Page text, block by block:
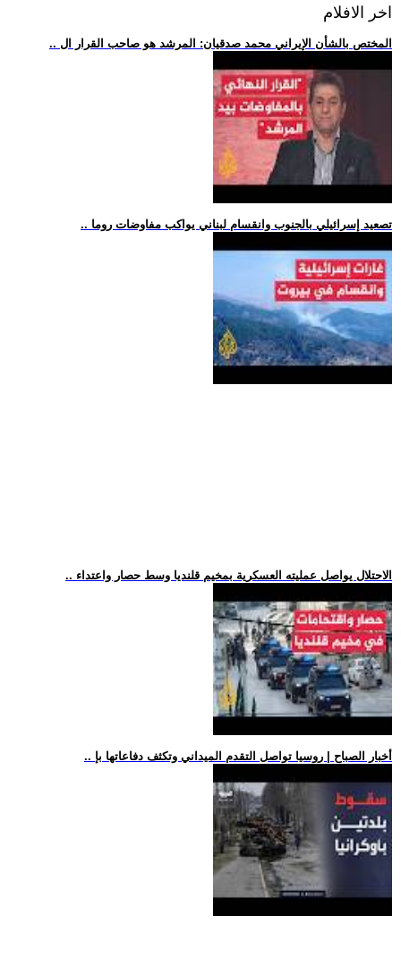
اخر الافلام
.. المختص بالشأن الإيراني محمد صدقيان: المرشد هو صاحب القرار ال
.. تصعيد إسرائيلي بالجنوب وانقسام لبناني يواكب مفاوضات روما
.. الاحتلال يواصل عمليته العسكرية بمخيم قلنديا وسط حصار واعتداء
.. أخبار الصباح | روسيا تواصل التقدم الميداني وتكثف دفاعاتها بإ